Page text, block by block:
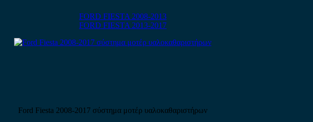
FORD FIESTA 2008-2013
FORD FIESTA 2013-2017
Ford Fiesta 2008-2017 σύστημα μοτέρ υαλοκαθαριστήρων